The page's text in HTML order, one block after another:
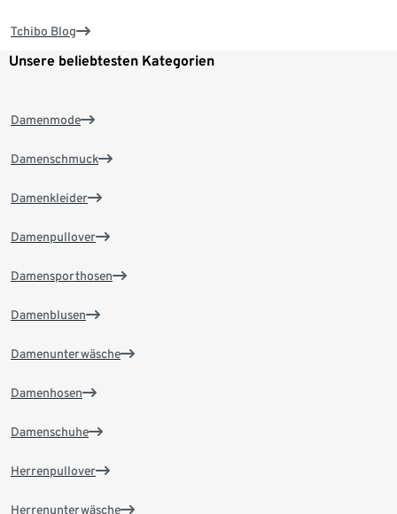
Tchibo Blog
Unsere beliebtesten Kategorien
Damenmode
Damenschmuck
Damenkleider
Damenpullover
Damensporthosen
Damenblusen
Damenunterwäsche
Damenhosen
Damenschuhe
Herrenpullover
Herrenunterwäsche